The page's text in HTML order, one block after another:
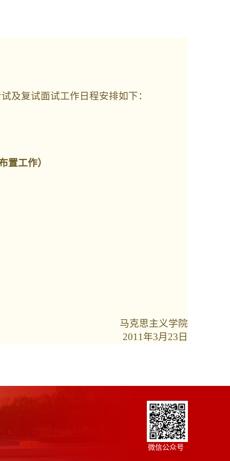
及复试面试工作日程安排如下：
置工作）
马克思主义学院
2011年3月 23 日
微信公众号